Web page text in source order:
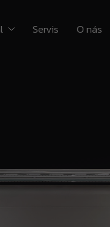
Servis O nás